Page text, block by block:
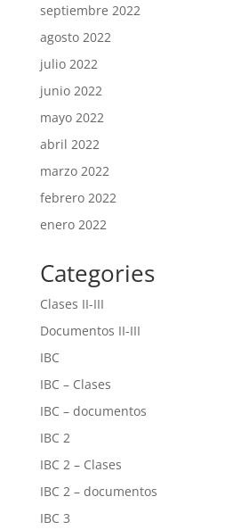
septiembre 2022
agosto 2022
julio 2022
junio 2022
mayo 2022
abril 2022
marzo 2022
febrero 2022
enero 2022
Categories
Clases II-III
Documentos II-III
IBC
IBC – Clases
IBC – documentos
IBC 2
IBC 2 – Clases
IBC 2 – documentos
IBC 3